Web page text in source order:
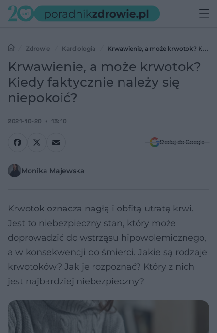
Zdrowie Kardiologia
Krwawienie, a może krwotok? Kiedy
faktycznie należy się niepokoić?
Krwawienie, a może krwotok?
Kiedy faktycznie należy się
niepokoić?
2021-10-20 13:10
Dodaj do Google
Monika Majewska
Krwotok oznacza nagłą i obfitą utratę krwi.
Jest to niebezpieczny stan, który może
doprowadzić do wstrząsu hipowolemicznego,
a w konsekwencji do śmierci. Jakie są rodzaje
krwotoków? Jak je rozpoznać? Który z nich
jest najbardziej niebezpieczny?